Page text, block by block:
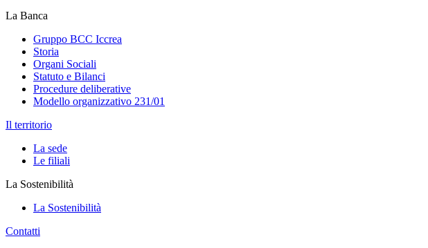
La Banca
Gruppo BCC Iccrea
Storia
Organi Sociali
Statuto e Bilanci
Procedure deliberative
Modello organizzativo 231/01
Il territorio
La sede
Le filiali
La Sostenibilità
La Sostenibilità
Contatti